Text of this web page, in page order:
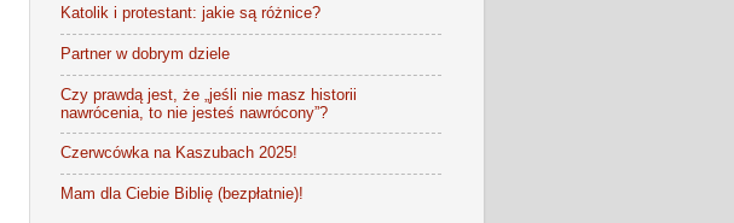
Katolik i protestant: jakie są różnice?
Partner w dobrym dziele
Czy prawdą jest, że „jeśli nie masz historii
nawrócenia, to nie jesteś nawrócony”?
Czerwcówka na Kaszubach 2025!
Mam dla Ciebie Biblię (bezpłatnie)!